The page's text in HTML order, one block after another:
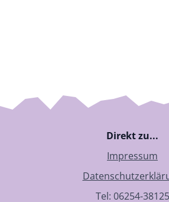
Direkt zu...
Impressum
Tel: 06254-38125